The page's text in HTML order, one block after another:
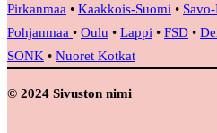
Pirkanmaa • Kaakkois-Suomi •
Pohjanmaa • Oulu • Lappi • FSD •
SONK • Nuoret Kotkat
© 2024 Sivuston nimi